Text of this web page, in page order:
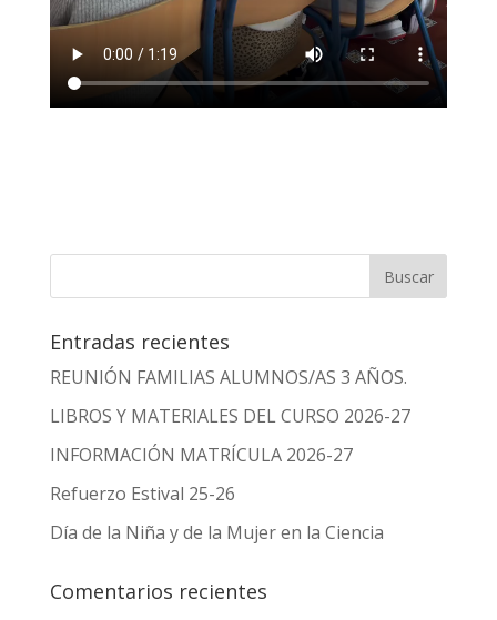
Entradas recientes
REUNIÓN FAMILIAS ALUMNOS/AS 3 AÑOS.
LIBROS Y MATERIALES DEL CURSO 2026-27
INFORMACIÓN MATRÍCULA 2026-27
Refuerzo Estival 25-26
Día de la Niña y de la Mujer en la Ciencia
Comentarios recientes